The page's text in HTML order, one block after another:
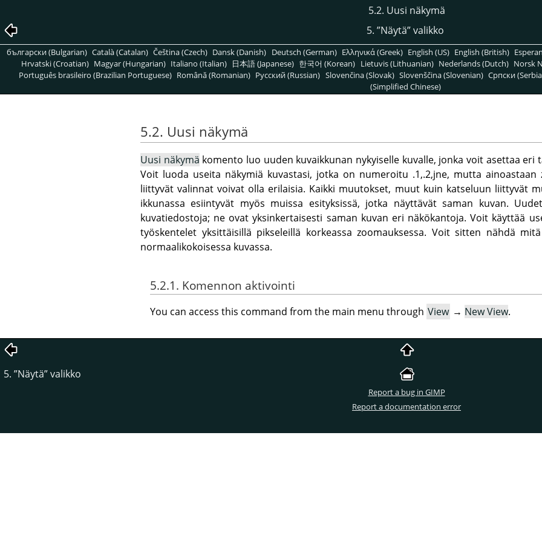
5.2. Uusi näkymä
5. ”Näytä”valikko
български (Bulgarian) Català (Catalan) Čeština (Czech) Dansk (Danish) Deutsch (German) Ελληνικά (Greek) English (US) English (British)
Hrvatski (Croatian) Magyar (Hungarian) Italiano (Italian) 日本語 (Japanese) 한국어 (Korean) Lietuvis (Lithuanian) Nederlands (Dutch) Norsk
Português brasileiro (Brazilian Portuguese) Română (Romanian) Pусский (Russian) Slovenčina (Slovak) Slovenščina (Slovenian) Српски
(Simplified Chinese)
5.2. Uusi näkymä
Uusi näkymä komento luo uuden kuvaikkunan nykyiselle kuvalle, jonka voit asettaa eri
Voit luoda useita näkymiä kuvastasi, jotka on numeroitu .1,.2,jne, mutta
liittyvät valinnat voivat olla erilaisia. Kaikki muutokset, muut kuin katseluun liittyvät
ikkunassa esiintyvät myös muissa esityksissä, jotka näyttävät saman kuvan.
kuvatiedostoja; ne ovat yksinkertaisesti saman kuvan eri näkökantoja. Voit käyttää
työskentelet yksittäisillä pikseleillä korkeassa zoomauksessa. Voit sitten nähdä
normaalikokoisessa kuvassa.
5.2.1. Komennon aktivointi
You can access this command from the main menu through View → New View.
5. ”Näytä”valikko
Report a bug in GIMP
Report a documentation error